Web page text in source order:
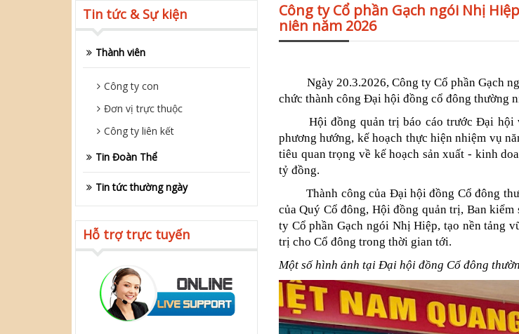
Công ty Cổ phần Gạch ngói Nhị
niên năm 2026
Ngày 20.3.2026, Công ty Cổ phần Gạch
chức thành công Đại hội đồng cổ đông thường
Hội đồng quản trị báo cáo trước Đại hội
phương hướng, kế hoạch thực hiện nhiệm vụ
tiêu quan trọng về kế hoạch sản xuất - kinh
tỷ đồng.
Thành công của Đại hội đồng Cổ đông
của Quý Cổ đông, Hội đồng quản trị, Ban
ty Cổ phần Gạch ngói Nhị Hiệp, tạo nền tảng
trị cho Cổ đông trong thời gian tới.
Một số hình ảnh tại Đại hội đồng Cổ đông
Tin tức & Sự kiện
Thành viên
Công ty con
Đơn vị trực thuộc
Công ty liên kết
Tin Đoàn Thể
Tin tức thường ngày
Hỗ trợ trực tuyến